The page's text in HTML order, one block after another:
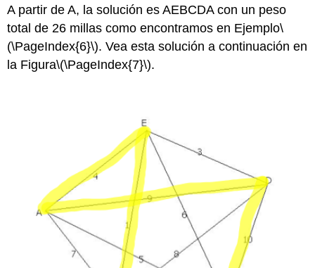
A partir de A, la solución es AEBCDA con un peso
total de 26 millas como encontramos en Ejemplo\
(\PageIndex{6}\). Vea esta solución a continuación en
la Figura\(\PageIndex{7}\).